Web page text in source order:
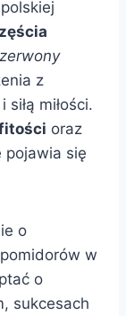
z
miłości.
oraz
pojawia się
o
w
o
sukcesach